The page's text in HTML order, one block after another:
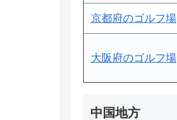
京都府のゴルフ場
大阪府のゴルフ場
中国地方